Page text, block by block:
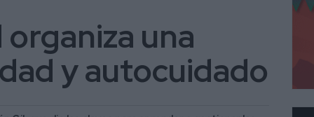
organiza una
y autocuidado